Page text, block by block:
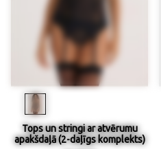
Tops un stringi ar atvērumu
apakšdaļā (2-daļīgs komplekts)